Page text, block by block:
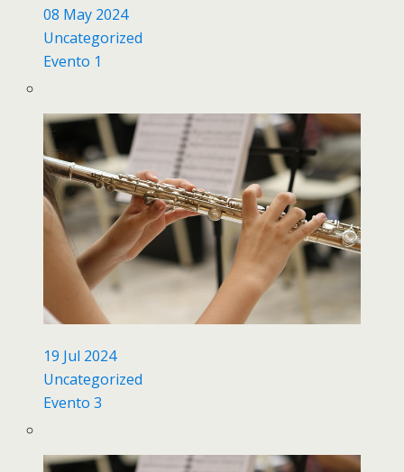
08 May 2024
Uncategorized
Evento 1
19 Jul 2024
Uncategorized
Evento 3